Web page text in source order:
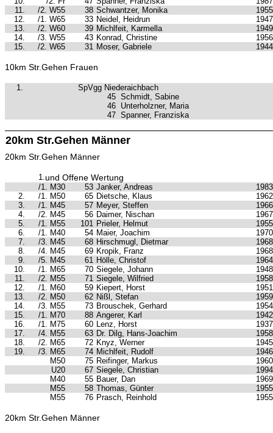
11.
/2. W55 38 Schwantzer, Monika
1955
12.
/1. W65 33 Neidel, Heidrun
1947
13.
/2. W60 39 Michlfeit, Karmella
1949
14.
/3. W55 43 Konrad, Christine
1956
15.
/2. W65 31 Moser, Gabriele 1944
10km Str.Gehen Frauen
1.
SpVgg Niederaichbach
45 Schmidt, Sabine
46 Unterholzner, Maria
47 Spanner, Franziska
20km Str.Gehen Männer
20km Str.Gehen Männer
1.und Offene Wertung
/1. M30 53 Janker, Andreas
1983
2.
/1. M50 65 Dietsche, Klaus
1962
3.
/1. M45 57 Meyer, Steffen
1966
4.
/2. M45 56 Daimer, Nischan
1967
5.
/1. M55 101 Prieler, Helmut
1955
6.
/1. M40 54 Maier, Joachim
1970
7.
/3. M45 68 Hirschmugl, Dietmar
1968
8.
/4. M45 69 Kropik, Franz
1968
9.
/5. M45 61 Hölle, Christof
1964
10.
/1. M65 70 Siegele, Johann
1948
11.
/2. M55 71 Siegele, Wilfried
1958
12.
/1. M60 59 Kiepert, Horst
1951
13.
/2. M50 62 Nißl, Stefan
1959
14.
/3. M55 73 Brouschek, Gerhard
1954
15.
/1. M70 88 Angerer, Karl
1942
16.
/1. M75 60 Lenz, Horst
1937
17.
/4. M55 63 Dr. Dilg, Hans-Joachim
1958
18.
/2. M65 72 Knyz, Werner
1945
19.
/3. M65 74 Michlfeit, Rudolf
1946
M50
75 Reifinger, Markus
1960
U20
67 Siegele, Christian
1994
M40
55 Bauer, Dan
1969
M55
58 Thomas, Günter
1955
M55
76 Prasch, Reinhold 1955
20km Str.Gehen Männer